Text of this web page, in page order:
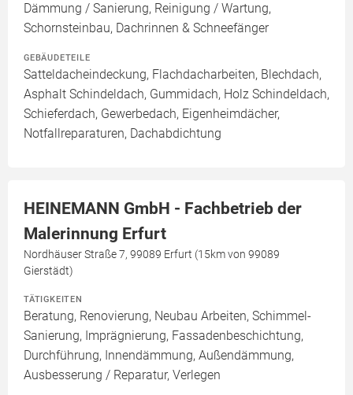
Dämmung / Sanierung, Reinigung / Wartung,
Schornsteinbau, Dachrinnen & Schneefänger
GEBÄUDETEILE
Satteldacheindeckung, Flachdacharbeiten, Blechdach,
Asphalt Schindeldach, Gummidach, Holz Schindeldach,
Schieferdach, Gewerbedach, Eigenheimdächer,
Notfallreparaturen, Dachabdichtung
HEINEMANN GmbH - Fachbetrieb der
Malerinnung Erfurt
Nordhäuser Straße 7, 99089 Erfurt (15km von 99089
Gierstädt)
TÄTIGKEITEN
Beratung, Renovierung, Neubau Arbeiten, Schimmel-
Sanierung, Imprägnierung, Fassadenbeschichtung,
Durchführung, Innendämmung, Außendämmung,
Ausbesserung / Reparatur, Verlegen